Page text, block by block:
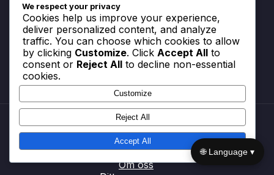
Search
for:
Kontakt oss
Innstillinger for informasjonskapsler
Om oss
We respect your privacy
Cookies help us improve your experience,
deliver personalized content, and analyze
traffic. You can choose which cookies to allow
by clicking Customize. Click Accept All to
consent or Reject All to decline non-essential
cookies.
Customize
Reject All
Accept All
🌐 Language ▾